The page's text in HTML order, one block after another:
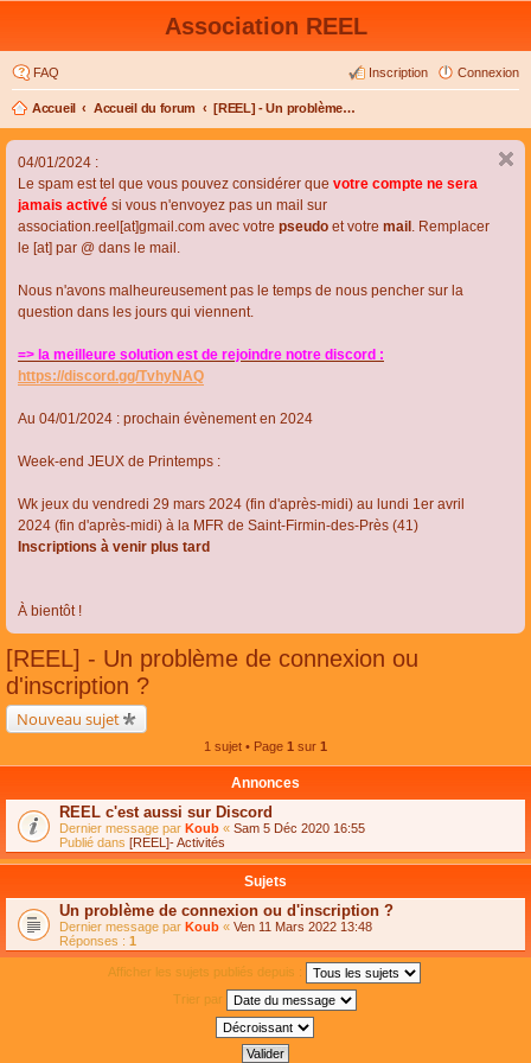
Association REEL
FAQ Connexion
Inscription
Accueil Accueil du forum [REEL] - Un problème de connexion ou d'inscription ?
04/01/2024 :
Le spam est tel que vous pouvez considérer que votre compte ne sera
jamais activé si vous n'envoyez pas un mail sur
association.reel[at]gmail.com avec votre pseudo et votre mail . Remplacer
le [at] par @ dans le mail.
Nous n'avons malheureusement pas le temps de nous pencher sur la
question dans les jours qui viennent.
=> la meilleure solution est de rejoindre notre discord :
https://discord.gg/TvhyNAQ
Au 04/01/2024 : prochain évènement en 2024
Week-end JEUX de Printemps :
Wk jeux du vendredi 29 mars 2024 (fin d'après-midi) au lundi 1er avril
2024 (fin d'après-midi) à la MFR de Saint-Firmin-des-Près (41)
Inscriptions à venir plus tard
À bientôt !
[REEL] - Un problème de connexion ou
d'inscription ?
Nouveau sujet
1 sujet • Page 1 sur 1
Annonces
REEL c'est aussi sur Discord
Dernier message par Koub « Sam 5 Déc 2020 16:55
Publié dans [REEL]- Activités
Sujets
Un problème de connexion ou d'inscription ?
Dernier message par Koub « Ven 11 Mars 2022 13:48
Réponses : 1
Afficher les sujets publiés depuis :
Trier par